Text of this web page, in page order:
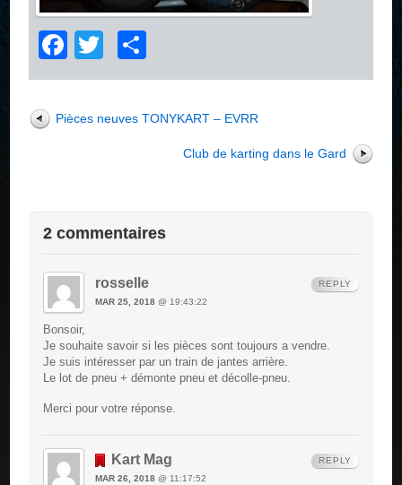
Facebook
Twitter
Pièces neuves TONYKART – EVRR
Club de karting dans le Gard
2 commentaires
rosselle
MAR 25, 2018 @ 19:43:22
Bonsoir,
Je souhaite savoir si les pièces sont toujours a vendre.
Je suis intéresser par un train de jantes arrière.
Le lot de pneu + démonte pneu et décolle-pneu.
Merci pour votre réponse.
REPLY
Kart Mag
MAR 26, 2018 @ 11:17:52
REPLY